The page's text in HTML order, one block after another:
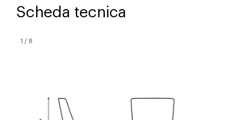
Scheda tecnica
1 /8